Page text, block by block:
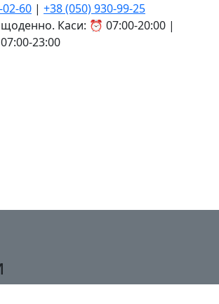
02-60 | +38 (050) 930-99-25
щоденно. Каси: ⏰ 07:00-20:00 |
23:00